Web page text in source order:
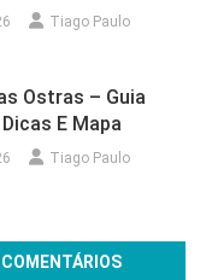
Tiago Paulo
Ostras – Guia
E Mapa
Tiago Paulo
COMENTÁRIOS